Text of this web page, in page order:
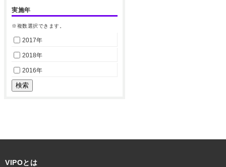
実施年
※複数選択できます。
2017年
2018年
2016年
VIPOとは